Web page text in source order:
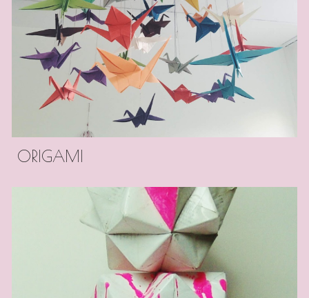
ORIGAMI